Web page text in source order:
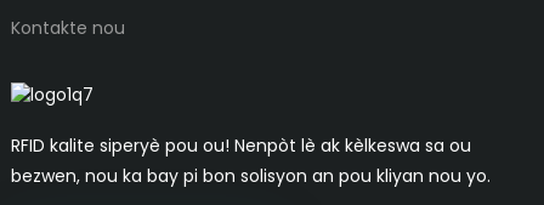
Kontakte nou
RFID kalite siperyè pou ou! Nenpòt lè ak kèlkeswa sa ou
bezwen, nou ka bay pi bon solisyon an pou kliyan nou yo.